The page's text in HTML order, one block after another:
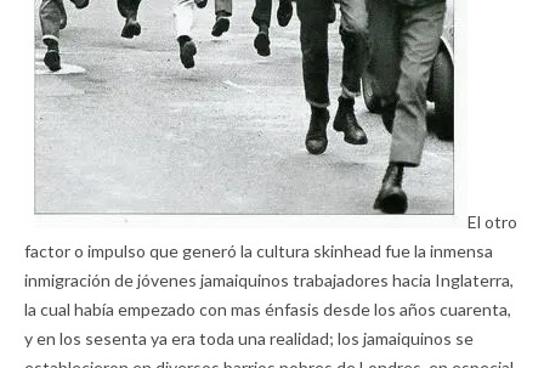
El otro
factor o impulso que generó la cultura skinhead fue la inmensa
inmigración de jóvenes jamaiquinos trabajadores hacia Inglaterra,
la cual había empezado con mas énfasis desde los años cuarenta,
y en los sesenta ya era toda una realidad; los jamaiquinos se